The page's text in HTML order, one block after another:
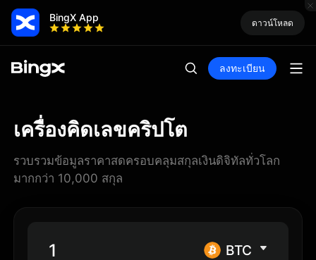
BingX App ดาวน์โหลด
ลงทะเบียน
เครื่องคิดเลขคริปโต
รวบรวมข้อมูลราคาสดครอบคลุมสกุลเงินดิจิทัลทั่วโลก
มากกว่า 10,000 สกุล
BTC